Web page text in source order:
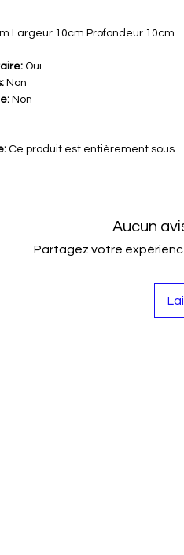
Largeur 10cm Profondeur 10cm
Oui
Non
Non
Ce produit est entièrement sous
Aucun
Partagez votre